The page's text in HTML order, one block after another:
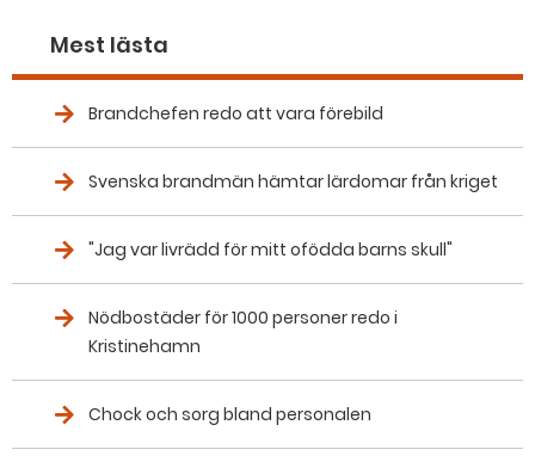
Mest lästa
Brandchefen redo att vara förebild
Svenska brandmän hämtar lärdomar från kriget
"Jag var livrädd för mitt ofödda barns skull"
Nödbostäder för 1000 personer redo i
Kristinehamn
Chock och sorg bland personalen